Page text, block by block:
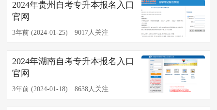
2024年贵州自考专升本报名入口
官网
3年前 (2024-01-25) 9017人关注
2024年湖南自考专升本报名入口
官网
3年前 (2024-01-18) 8638人关注